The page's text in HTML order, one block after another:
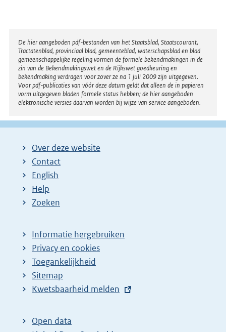
Disclaimer
De hier aangeboden pdf-bestanden van het Staatsblad, Staatscourant,
Tractatenblad, provinciaal blad, gemeenteblad, waterschapsblad en blad
gemeenschappelijke regeling vormen de formele bekendmakingen in de
zin van de Bekendmakingswet en de Rijkswet goedkeuring en
bekendmaking verdragen voor zover ze na 1 juli 2009 zijn uitgegeven.
Voor pdf-publicaties van vóór deze datum geldt dat alleen de in papieren
vorm uitgegeven bladen formele status hebben; de hier aangeboden
elektronische versies daarvan worden bij wijze van service aangeboden.
Over deze website
Contact
English
Help
Zoeken
Informatie hergebruiken
Privacy en cookies
Toegankelijkheid
Sitemap
E
t
e
Kwetsbaarheid melden
Open data